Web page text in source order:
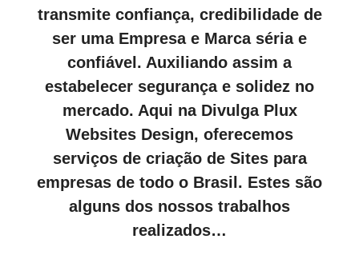
transmite confiança, credibilidade de
ser uma Empresa e Marca séria e
confiável. Auxiliando assim a
estabelecer segurança e solidez no
mercado. Aqui na Divulga Plux
Websites Design, oferecemos
serviços de criação de Sites para
empresas de todo o Brasil. Estes são
alguns dos nossos trabalhos
realizados…